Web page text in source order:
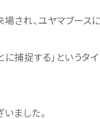
れ、ユヤマブース
捕捉する」というタ
ました。